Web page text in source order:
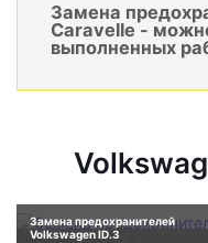
Замена
Caravelle -
выполненных
Замена предохранителей
Volkswagen ID.3